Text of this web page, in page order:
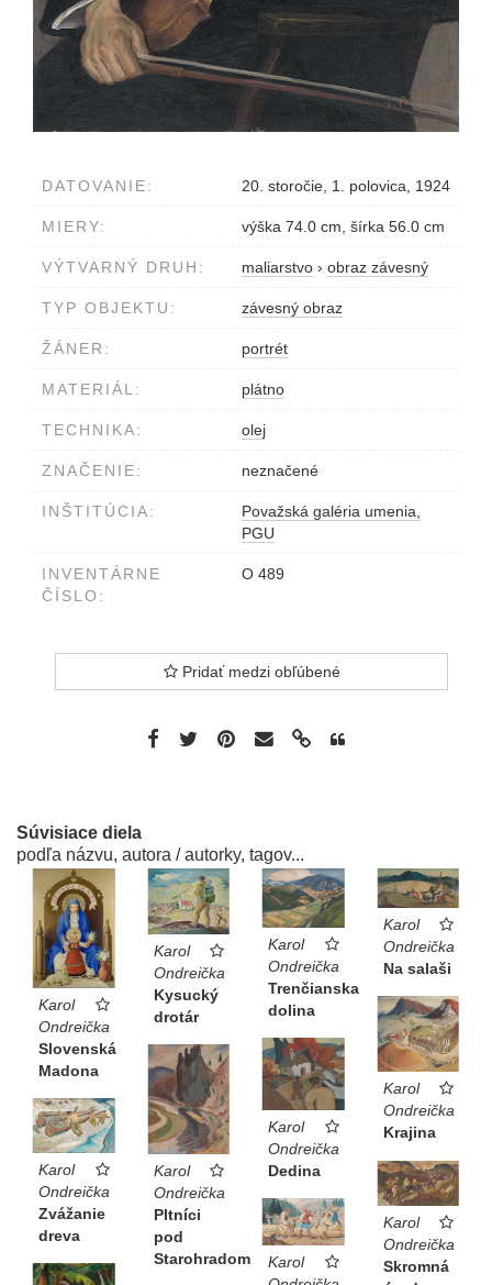
DATOVANIE: 20. storočie, 1. polovica, 1924
MIERY: výška 74.0 cm, šírka 56.0 cm
VÝTVARNÝ DRUH: maliarstvo › obraz závesný
TYP OBJEKTU: závesný obraz
ŽÁNER: portrét
MATERIÁL: plátno
TECHNIKA: olej
ZNAČENIE: neznačené
INŠTITÚCIA:
Považská galéria umenia,
PGU
INVENTÁRNE
ČÍSLO:
O 489
Pridať medzi obľúbené
Súvisiace diela
podľa názvu, autora / autorky, tagov...
Karol
Ondreička
Slovenská
Madona
Karol
Ondreička
Kysucký
drotár
Karol
Ondreička
Trenčianska
dolina
Karol
Ondreička
Na salaši
Karol
Ondreička
Krajina
Karol
Ondreička
Dedina
Karol
Ondreička
Pltníci
pod
Starohradom
Karol
Ondreička
Zvážanie
dreva
Karol
Ondreička
Skromná
Karol